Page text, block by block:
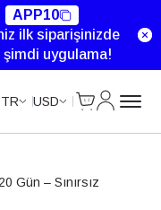
APP10
ilk siparişinizde
şimdi uygulama!
TR USD
Gün – Sınırsız
Unlimited Data
Unlimited Data
Unlimited Data
Unlimited Data